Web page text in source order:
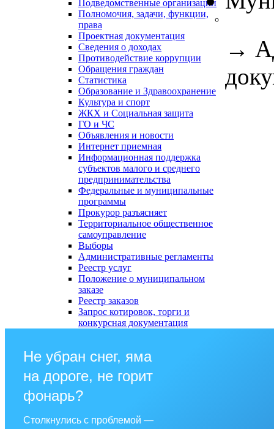
Подведомственные организации
Полномочия, задачи, функции,
права
Проектная документация
Сведения о доходах
Противодействие коррупции
Обращения граждан
Статистика
Образование и Здравоохранение
Культура и спорт
ЖКХ и Социальная защита
ГО и ЧС
Объявления и новости
Интернет приемная
Информационная поддержка
субъектов малого и среднего
предпринимательства
Федеральные и муниципальные
программы
Прокурор разъясняет
Территориальное общественное
самоуправление
Выборы
Административные регламенты
Реестр услуг
Положение о муниципальном
заказе
Реестр заказов
Запрос котировок, торги и
конкурсная документация
→
Не убран снег, яма
на дороге, не горит
фонарь?
Столкнулись с проблемой —